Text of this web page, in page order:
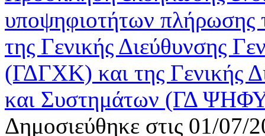
υποψηφιοτήτων
της Γενικής Διεύθυνσης
(ΓΔΓΧΚ) και της Γενικής
και Συστημάτων (ΓΔ
Δημοσιεύθηκε στις 01/07/